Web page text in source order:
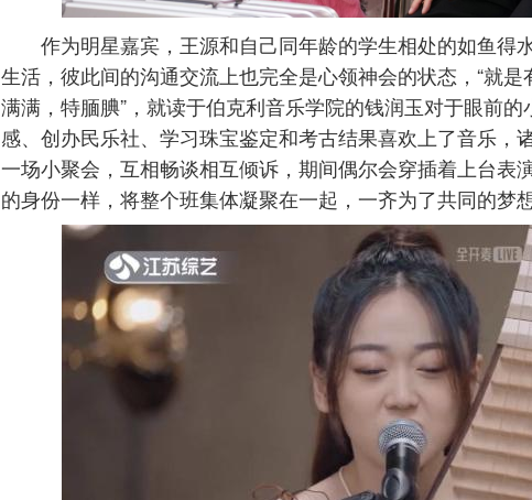
作为明星嘉宾，王源和自己同年龄的学生相处的如鱼得
生活，彼此间的沟通交流上也完全是心领神会的状态，“就是
满满，特腼腆”，就读于伯克利音乐学院的钱润玉对于眼前的
感、创办民乐社、学习珠宝鉴定和考古结果喜欢上了音乐，
一场小聚会，互相畅谈相互倾诉，期间偶尔会穿插着上台表
的身份一样，将整个班集体凝聚在一起，一齐为了共同的梦